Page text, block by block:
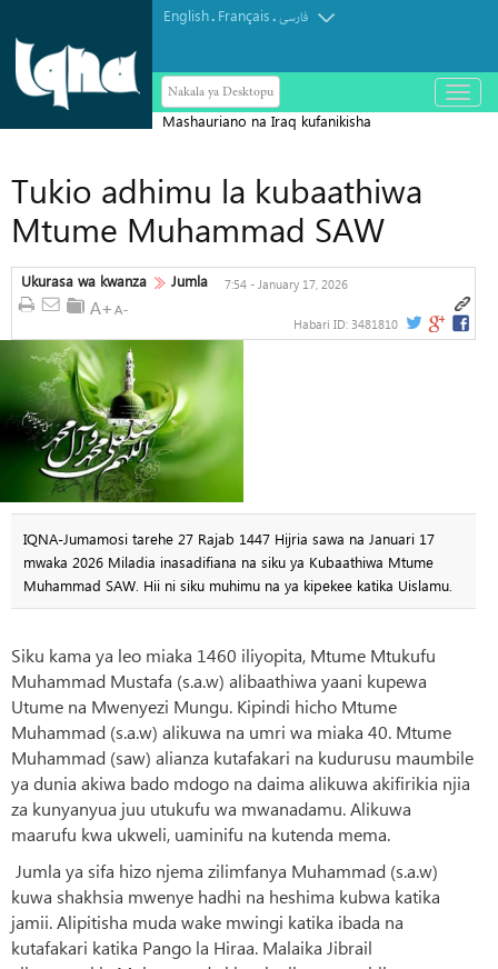
English. Français.فارسی
Nakala ya Desktopu
باز
و
Tukio adhimu la kubaathiwa
Mtume Muhammad SAW
Ukurasa wa kwanza Jumla 7:54 - January 17, 2026
Habari ID: 3481810
IQNA-Jumamosi tarehe 27 Rajab 1447 Hijria sawa na Januari 17
mwaka 2026 Miladia inasadifiana na siku ya Kubaathiwa Mtume
Muhammad SAW. Hii ni siku muhimu na ya kipekee katika Uislamu.
Siku kama ya leo miaka 1460 iliyopita, Mtume Mtukufu
Muhammad Mustafa (s.a.w) alibaathiwa yaani kupewa
Utume na Mwenyezi Mungu. Kipindi hicho Mtume
Muhammad (s.a.w) alikuwa na umri wa miaka 40. Mtume
Muhammad (saw) alianza kutafakari na kudurusu maumbile
ya dunia akiwa bado mdogo na daima alikuwa akifirikia njia
za kunyanyua juu utukufu wa mwanadamu. Alikuwa
maarufu kwa ukweli, uaminifu na kutenda mema.
Jumla ya sifa hizo njema zilimfanya Muhammad (s.a.w)
kuwa shakhsia mwenye hadhi na heshima kubwa katika
jamii. Alipitisha muda wake mwingi katika ibada na
kutafakari katika Pango la Hiraa. Malaika Jibrail